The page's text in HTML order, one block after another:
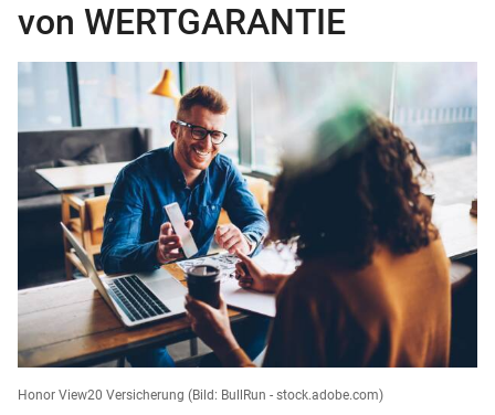
von WERTGARANTIE
Honor View20 Versicherung (Bild: BullRun - stock.adobe.com)